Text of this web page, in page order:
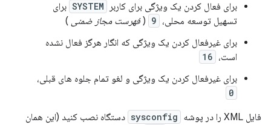
برای فعال کردن یک ویژگی برای کاربر SYSTEM برای
تسهیل توسعه محلی، 9
(فهرست مجاز ضمنی )
برای غیرفعال کردن یک ویژگی که انگار هرگز فعال نشده
است، 16
برای غیرفعال کردن یک ویژگی و لغو تمام جلوه های قبلی،
0
فایل XML را در پوشه sysconfig دستگاه نصب کنید (این همان